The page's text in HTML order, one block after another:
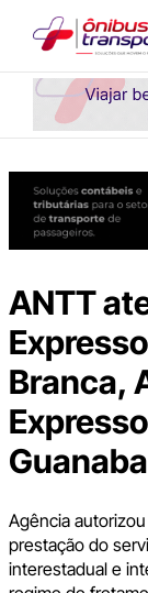
conteúdo
ANTT
Branca,
Agência
prestação do
interestadual e